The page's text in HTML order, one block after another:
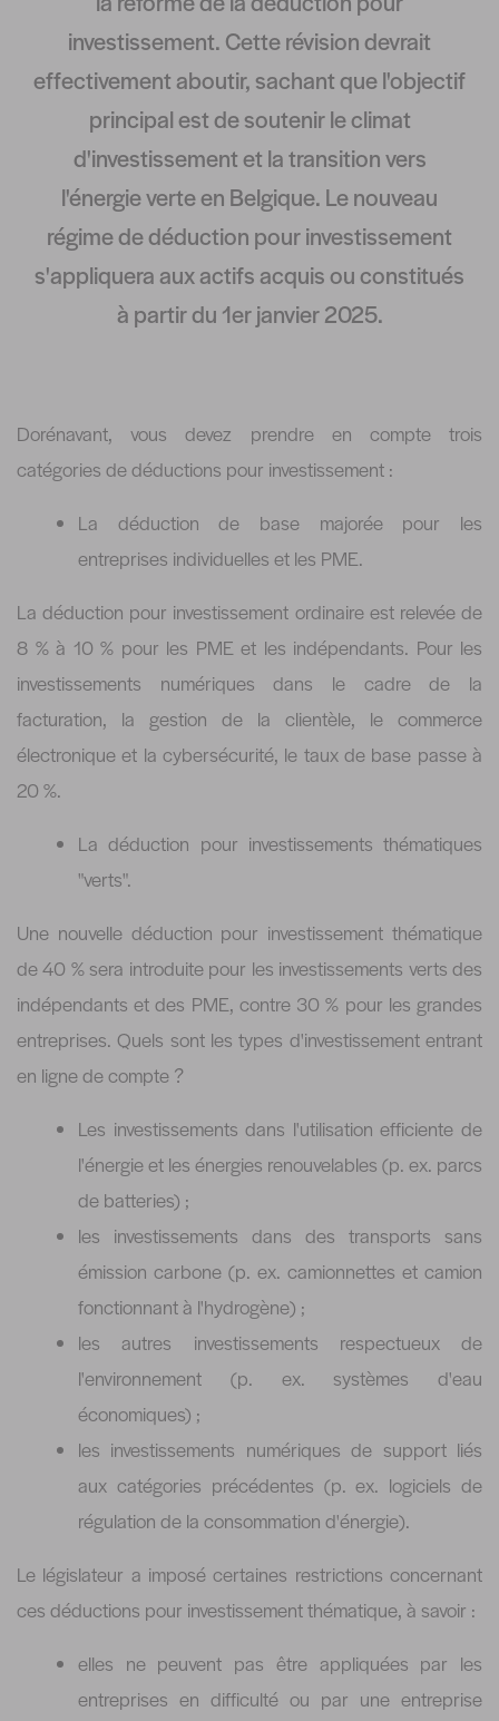
investissement. Cette révision devrait
effectivement aboutir, sachant que l'objectif
principal est de soutenir le climat
d'investissement et la transition vers
l'énergie verte en Belgique. Le nouveau
régime de déduction pour investissement
s'appliquera aux actifs acquis ou constitués
à partir du 1er janvier 2025.
Dorénavant, vous devez prendre en compte trois
catégories de déductions pour investissement :
La déduction de base majorée pour les
entreprises individuelles et les PME.
La déduction pour investissement ordinaire est relevée de
8 % à 10 % pour les PME et les indépendants. Pour les
investissements numériques dans le cadre de la
facturation, la gestion de la clientèle, le commerce
électronique et la cybersécurité, le taux de base passe à
20 %.
La déduction pour investissements thématiques
"verts".
Une nouvelle déduction pour investissement thématique
de 40 % sera introduite pour les investissements verts des
indépendants et des PME, contre 30 % pour les grandes
entreprises. Quels sont les types d'investissement entrant
en ligne de compte ?
Les investissements dans l'utilisation efficiente de
l'énergie et les énergies renouvelables (p. ex. parcs
de batteries) ;
les investissements dans des transports sans
émission carbone (p. ex. camionnettes et camion
fonctionnant à l'hydrogène) ;
les autres investissements respectueux de
l'environnement (p. ex. systèmes d'eau
économiques) ;
les investissements numériques de support liés
aux catégories précédentes (p. ex. logiciels de
régulation de la consommation d'énergie).
Le législateur a imposé certaines restrictions concernant
ces déductions pour investissement thématique, à savoir :
elles ne peuvent pas être appliquées par les
entreprises en difficulté ou par une entreprise